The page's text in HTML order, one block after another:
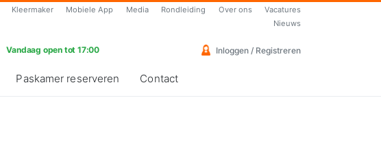
Kleermaker Mobiele App Media Rondleiding Over ons
Vacatures
Nieuws
Vandaag open tot 17:00 Inloggen / Registreren
Paskamer reserveren Contact